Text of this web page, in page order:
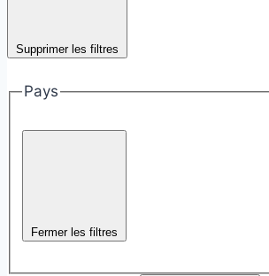
Supprimer les filtres
Pays
Fermer les filtres